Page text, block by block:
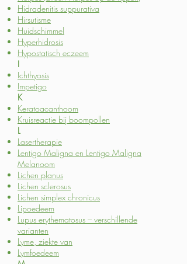
Hidradenitis suppurativa
Hirsutisme
Huidschimmel
Hyperhidrosis
Hypostatisch eczeem
I
Ichthyosis
Impetigo
K
Keratoacanthoom
Kruisreactie bij boompollen
L
Lasertherapie
Lentigo Maligna en Lentigo Maligna
Melanoom
Lichen planus
Lichen sclerosus
Lichen simplex chronicus
Lipoedeem
Lupus erythematosus – verschillende
varianten
Lyme, ziekte van
Lymfoedeem